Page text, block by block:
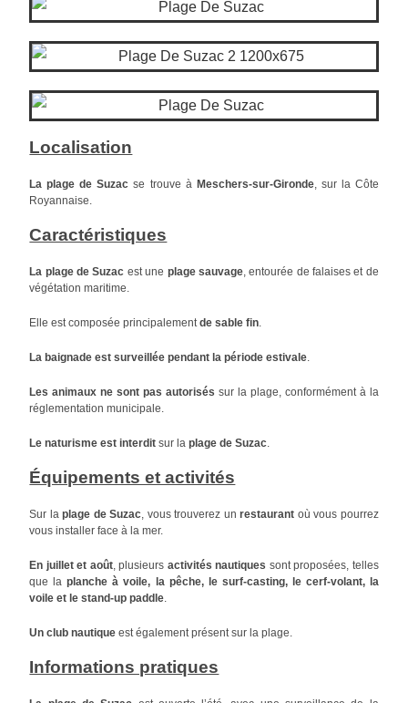
Localisation
La plage de Suzac se trouve à Meschers-sur-Gironde, sur la Côte
Royannaise.
Caractéristiques
La plage de Suzac est une plage sauvage, entourée de falaises et de
végétation maritime.
Elle est composée principalementde sable fin.
La baignade est surveillée pendant la période estivale.
Les animaux ne sont pas autorisés sur la plage, conformément à la
réglementation municipale.
Le naturisme est interdit sur laplage de Suzac.
Équipements et activités
Sur laplage de Suzac, vous trouverez unrestaurant où vous pourrez
vous installer face à la mer.
En juillet et août, plusieurs activités nautiques sont proposées, telles
que laplanche à voile, la pêche, le surf-casting, le cerf-volant, la
voile et le stand-up paddle.
Un club nautique est également présent sur la plage.
Informations pratiques